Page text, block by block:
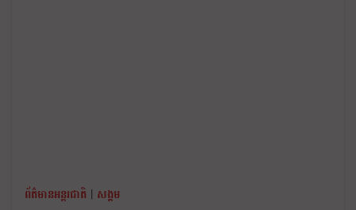
ព័ត៌មានអន្តរជាតិ | សង្គម